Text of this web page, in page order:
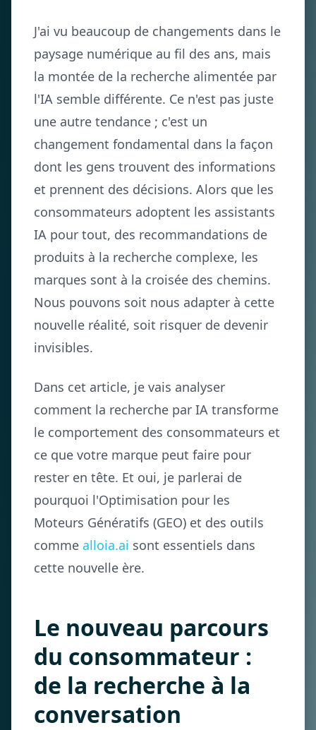
J'ai vu beaucoup de changements dans le
paysage numérique au fil des ans, mais
la montée de la recherche alimentée par
l'IA semble différente. Ce n'est pas juste
une autre tendance ; c'est un
changement fondamental dans la façon
dont les gens trouvent des informations
et prennent des décisions. Alors que les
consommateurs adoptent les assistants
IA pour tout, des recommandations de
produits à la recherche complexe, les
marques sont à la croisée des chemins.
Nous pouvons soit nous adapter à cette
nouvelle réalité, soit risquer de devenir
invisibles.
Dans cet article, je vais analyser
comment la recherche par IA transforme
le comportement des consommateurs et
ce que votre marque peut faire pour
rester en tête. Et oui, je parlerai de
pourquoi l'Optimisation pour les
Moteurs Génératifs (GEO) et des outils
comme alloia.ai sont essentiels dans
cette nouvelle ère.
Le nouveau parcours
du consommateur :
de la recherche à la
conversation